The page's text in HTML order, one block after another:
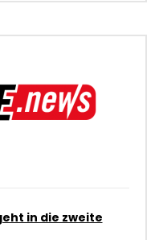
in die zweite